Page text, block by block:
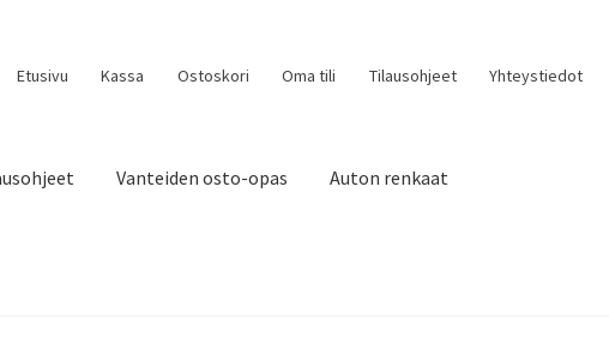
Etusivu Kassa Ostoskori Oma tili Tilausohjeet Yhteystiedot
Vanteiden osto-opas Auton renkaat